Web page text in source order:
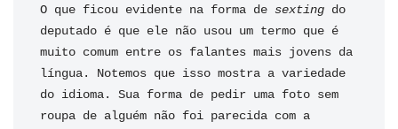
O que ficou evidente na forma de sexting do
deputado é que ele não usou um termo que é
muito comum entre os falantes mais jovens da
língua. Notemos que isso mostra a variedade
do idioma. Sua forma de pedir uma foto sem
roupa de alguém não foi parecida com a